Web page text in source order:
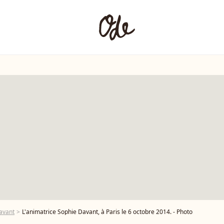
L'animatrice Sophie Davant, à Paris le 6 octobre 2014. - Photo